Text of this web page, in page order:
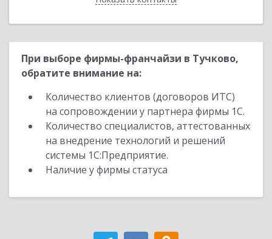
При выборе фирмы-франчайзи в Тучково,
обратите внимание на:
Количество клиентов (договоров ИТС)
на сопровождении у партнера фирмы 1С.
Количество специалистов, аттестованных
на внедрение технологий и решений
системы 1С:Предприятие.
Наличие у фирмы статуса